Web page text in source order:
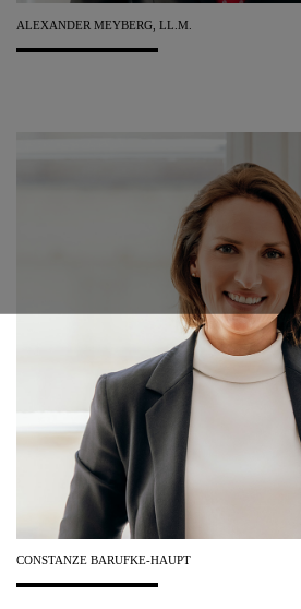
ALEXANDER MEYBERG, LL.M.
CONSTANZE BARUFKE-HAUPT